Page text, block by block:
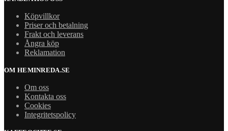
Köpvillkor
Priser och betalning
Frakt och leverans
Ångra köp
Reklamation
OM HEMINREDA.SE
Om oss
Kontakta oss
Cookies
Integritetspolicy